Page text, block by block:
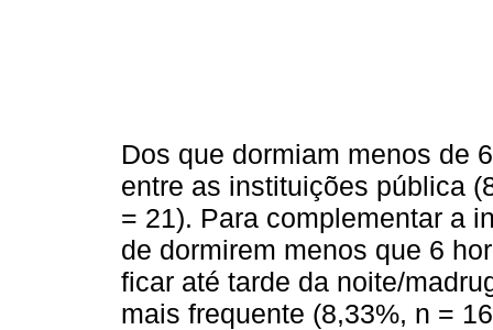
Dos que dormiam menos de
entre as instituições pública
= 21). Para complementar a
de dormirem menos que 6
ficar até tarde da noite/
mais frequente (8,33%, n =